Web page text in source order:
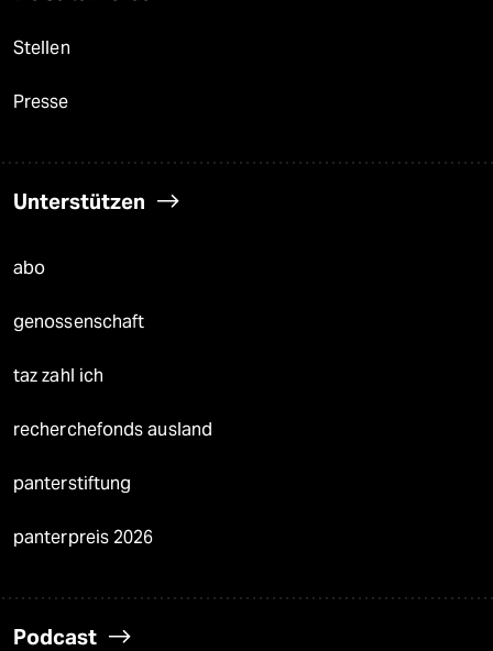
Stellen
Presse
Unterstützen
abo
genossenschaft
taz zahl ich
recherchefonds ausland
panterstiftung
panterpreis 2026
Podcast